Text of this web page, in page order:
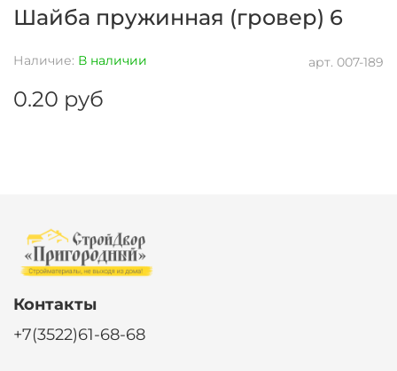
арт. 007-189
Наличие: В наличии
Шайба пружинная (гровер) 6
0.20 руб
Контакты
+7(3522)61-68-68